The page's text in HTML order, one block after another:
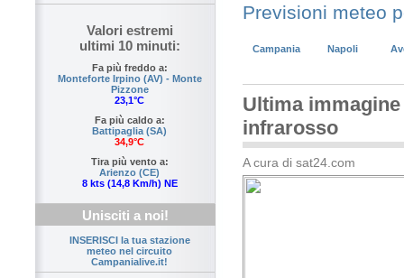
Valori estremi
ultimi 10 minuti:
Fa più freddo a:
Monteforte Irpino (AV) - Monte
Pizzone
23,1°C
Fa più caldo a:
Battipaglia (SA)
34,9°C
Tira più vento a:
Arienzo (CE)
8 kts (14,8 Km/h) NE
Unisciti a noi!
INSERISCI la tua stazione
meteo nel circuito
Campanialive.it!
Previsioni meteo
Campania Napoli
Ultima
infrarosso
A cura di sat24.com